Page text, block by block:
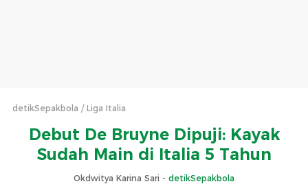
detikSepakbola Liga Italia
Debut De Bruyne Dipuji: Kayak
Sudah Main di Italia 5 Tahun
Okdwitya Karina Sari - detikSepakbola